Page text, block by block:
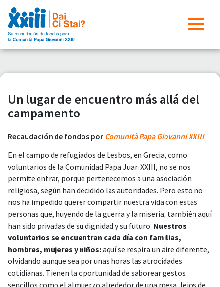
Un lugar de encuentro más allá del
campamento
Recaudación de fondos por Comunità Papa Giovanni XXIII
En el campo de refugiados de Lesbos, en Grecia, como
voluntarios de la Comunidad Papa Juan XXIII, no se nos
permite entrar, porque pertenecemos a una asociación
religiosa, según han decidido las autoridades. Pero esto no
nos ha impedido querer compartir nuestra vida con estas
personas que, huyendo de la guerra y la miseria, también aquí
han sido privadas de su dignidad y su futuro. Nuestros
voluntarios se encuentran cada día con familias,
hombres, mujeres y niños:aquí se respira un aire diferente,
olvidando aunque sea por unas horas las atrocidades
cotidianas. Tienen la oportunidad de saborear gestos
sencillos como el almuerzo alrededor de una mesa, lejos de